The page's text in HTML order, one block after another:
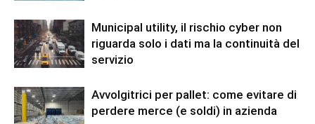
Municipal utility, il rischio cyber non
riguarda solo i dati ma la continuità del
servizio
Avvolgitrici per pallet: come evitare di
perdere merce (e soldi) in azienda